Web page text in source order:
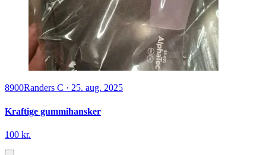
8900Randers C · 25. aug. 2025
Kraftige gummihansker
100 kr.